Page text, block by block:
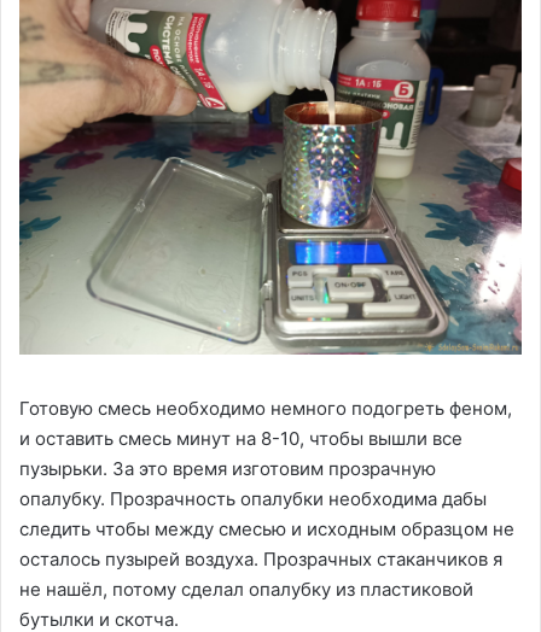
Готовую смесь необходимо немного подогреть феном,
и оставить смесь минут на 8-10, чтобы вышли все
пузырьки. За это время изготовим прозрачную
опалубку. Прозрачность опалубки необходима дабы
следить чтобы между смесью и исходным образцом не
осталось пузырей воздуха. Прозрачных стаканчиков я
не нашёл, потому сделал опалубку из пластиковой
бутылки и скотча.